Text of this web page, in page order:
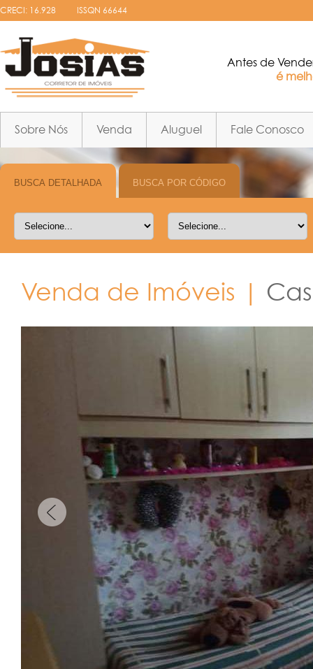
CRECI: 16.928 ISSQN 66644
Antes de
é
Sobre Nós Venda Aluguel Fale Conosco
Venda de Imóveis |